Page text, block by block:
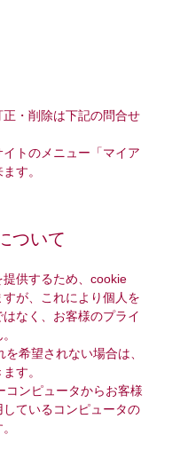
・削除は下記の問合せ
トのメニュー「マイア
す。
ついて
供するため、cookie
すが、これにより個人を
なく、お客様のプライ
希望されない場合は、
す。
ンピュータからお客様
ているコンピュータの